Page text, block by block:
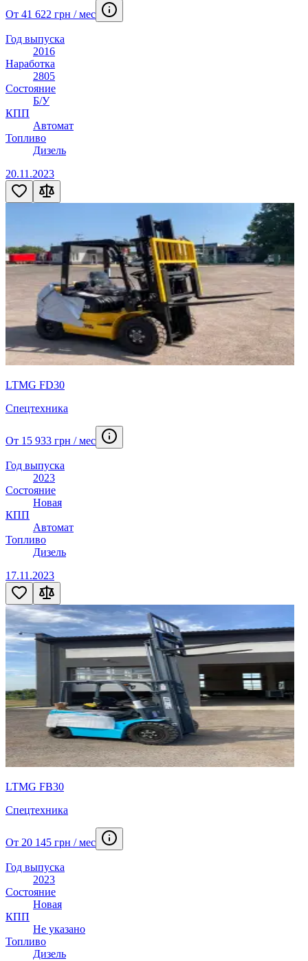
От 41 622 грн / мес
Год выпуска
2016
Наработка
2805
Состояние
Б/У
КПП
Автомат
Топливо
Дизель
20.11.2023
LTMG FD30
Спецтехника
От 15 933 грн / мес
Год выпуска
2023
Состояние
Новая
КПП
Автомат
Топливо
Дизель
17.11.2023
LTMG FB30
Спецтехника
От 20 145 грн / мес
Год выпуска
2023
Состояние
Новая
КПП
Не указано
Топливо
Дизель